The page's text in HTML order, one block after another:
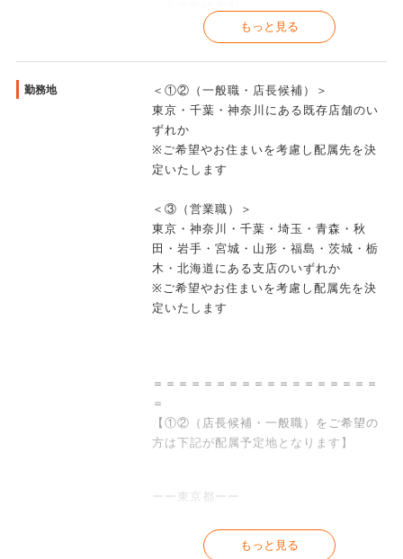
・自社商品及びサービス社員割引
・新入社員研修（ビジネスマナー研修、
工場見学、ほか）
・入社1年目ファローアップ研修
・各種研修（昇格研修）
・人事評価制度(目標設定・評価面談)
・資格取得支援(コーヒー検定)
・試用期間4ヶ月（期間中の待遇・給与に
もっと見る
勤務地
＜①②（一般職・店長候補）＞
東京・千葉・神奈川にある既存店舗のい
ずれか
※ご希望やお住まいを考慮し配属先を決
定いたします
＜③（営業職）＞
東京・神奈川・千葉・埼玉・青森・秋
田・岩手・宮城・山形・福島・茨城・栃
木・北海道にある支店のいずれか
※ご希望やお住まいを考慮し配属先を決
定いたします
＝＝＝＝＝＝＝＝＝＝＝＝＝＝＝＝＝＝
＝
【①②（店長候補・一般職）をご希望の
方は下記が配属予定地となります】
ーー東京都ーー
＜caffeLAT.25（カフェ ラット ニジュウ
ゴド）羽田空港 第1ターミナル店＞
もっと見る